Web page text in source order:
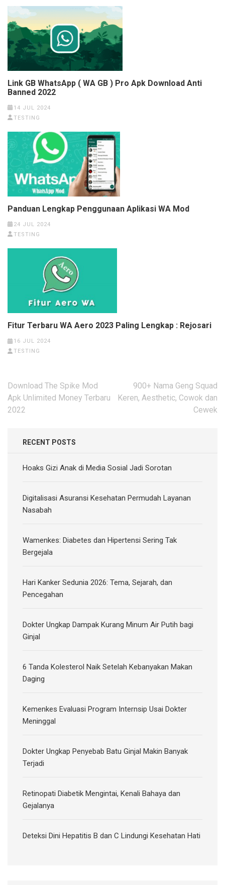
Link GB WhatsApp ( WA GB ) Pro Apk Download Anti
Banned 2022
14 JUL 2024
TESTING
Panduan Lengkap Penggunaan Aplikasi WA Mod
24 JUL 2024
TESTING
Fitur Terbaru WA Aero 2023 Paling Lengkap : Rejosari
16 JUL 2024
TESTING
Post
navigation
Download The Spike Mod
Apk Unlimited Money Terbaru
2022
900+ Nama Geng Squad
Keren, Aesthetic, Cowok dan
Cewek
RECENT POSTS
Hoaks Gizi Anak di Media Sosial Jadi Sorotan
Digitalisasi Asuransi Kesehatan Permudah Layanan
Nasabah
Wamenkes: Diabetes dan Hipertensi Sering Tak
Bergejala
Hari Kanker Sedunia 2026: Tema, Sejarah, dan
Pencegahan
Dokter Ungkap Dampak Kurang Minum Air Putih bagi
Ginjal
6 Tanda Kolesterol Naik Setelah Kebanyakan Makan
Daging
Kemenkes Evaluasi Program Internsip Usai Dokter
Meninggal
Dokter Ungkap Penyebab Batu Ginjal Makin Banyak
Terjadi
Retinopati Diabetik Mengintai, Kenali Bahaya dan
Gejalanya
Deteksi Dini Hepatitis B dan C Lindungi Kesehatan Hati